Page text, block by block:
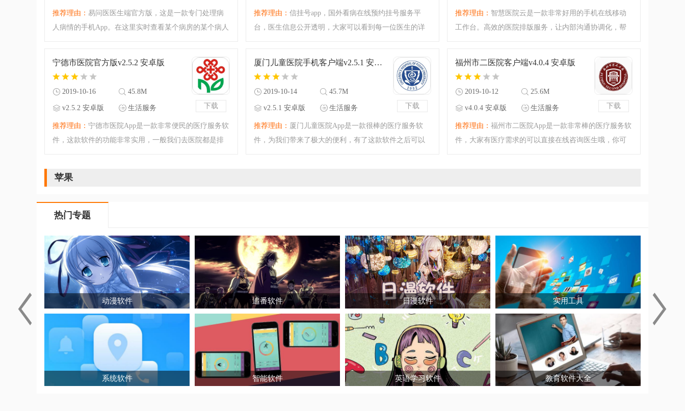
推荐理由： 易问医医生端官方版，这是一款专门处理病
人病情的手机App。在这里实时查看某个病房的某个病人
处理每天的病情报告等等，是医生需求最高，最受欢迎
推荐理由： 信挂号app，国外看病在线预约挂号服务平
台，医生信息公开透明，大家可以看到每一位医生的详
时反馈个人情况，不会英语也能轻松反馈，让沟通更便
推荐理由： 智慧医院云是一款非常好用的手机在线移动
工作台。高效的医院排版服务，让内部沟通协调化，帮
下载
宁德市医院官方版v2.5.2 安卓版
2019-10-16 45.8M
v2.5.2 安卓版 生活服务
推荐理由： 宁德市医院App是一款非常便民的医疗服务软
件，这款软件的功能非常实用，一般我们去医院都是排
院导航、线上问诊、
下载
厦门儿童医院手机客户端v2.5.1 安卓版
2019-10-14 45.7M
v2.5.1 安卓版 生活服务
推荐理由： 厦门儿童医院App是一款很棒的医疗服务软
件，为我们带来了极大的便利，有了这款软件之后可以
下载
福州市二医院客户端v4.0.4 安卓版
2019-10-12 25.6M
v4.0.4 安卓版 生活服务
推荐理由： 福州市二医院App是一款非常棒的医疗服务软
件，大家有医疗需求的可以直接在线咨询医生哦，你可
苹果
热门专题
动漫软件 追番软件 日漫软件 实用工具
系统软件 智能软件 英语学习软件 教育软件大全